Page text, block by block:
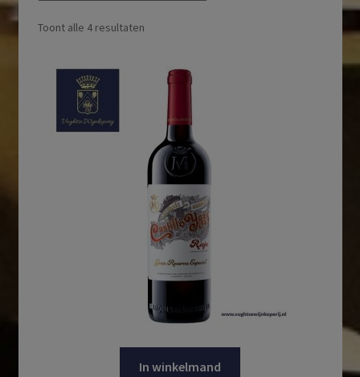
Toont alle 4 resultaten
In winkelmand